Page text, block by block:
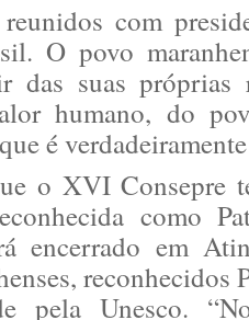
com
O povo
das suas próprias
humano, do
é
o XVI Consepre
como
encerrado em
reconhecidos
pela Unesco.